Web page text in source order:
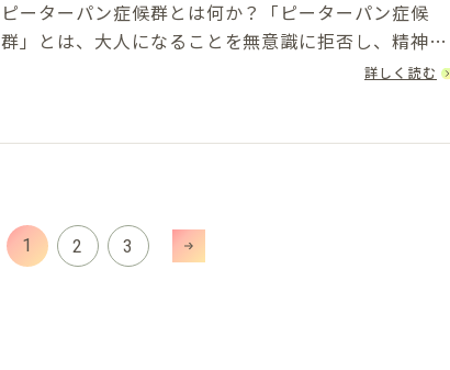
ピーターパン症候群とは何か？「ピーターパン症候
群」とは、大人になることを無意識に拒否し、精神的
に子どものような思考や行動を続けてしまう状態を指
詳しく読む
1 2 3